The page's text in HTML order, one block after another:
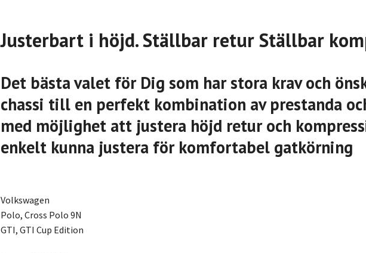
Justerbart i höjd. Ställbar retur Ställbar
Det bästa valet för Dig som har stora krav och
chassi till en perfekt kombination av prestanda
med möjlighet att justera höjd retur och
enkelt kunna justera för komfortabel gatkörning
Volkswagen
Polo, Cross Polo 9N
GTI, GTI Cup Edition